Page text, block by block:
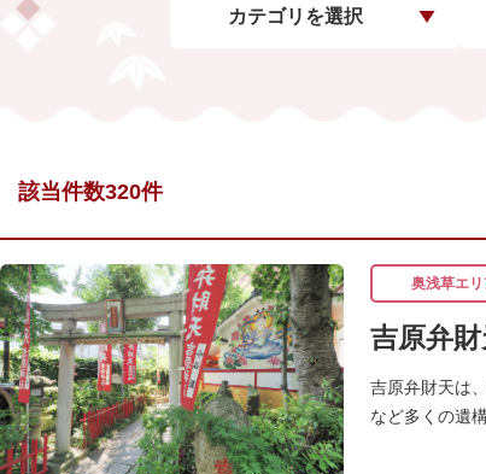
カテゴリを選択
該当件数320件
奥浅草エ
吉原弁
吉原弁財天は
など多くの遺